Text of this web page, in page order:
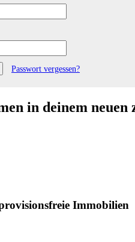
Passwort vergessen?
in deinem neuen
Immobilien